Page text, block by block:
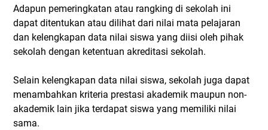
Adapun pemeringkatan atau rangking di sekolah ini
dapat ditentukan atau dilihat dari nilai mata pelajaran
dan kelengkapan data nilai siswa yang diisi oleh pihak
sekolah dengan ketentuan akreditasi sekolah.
Selain kelengkapan data nilai siswa, sekolah juga dapat
menambahkan kriteria prestasi akademik maupun non-
akademik lain jika terdapat siswa yang memiliki nilai
sama.